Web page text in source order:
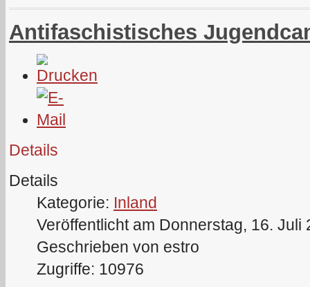
Antifaschistisches
Details
Details
Kategorie: Inland
Veröffentlicht am Donnerstag, 16. Juli
Geschrieben von estro
Zugriffe: 10976